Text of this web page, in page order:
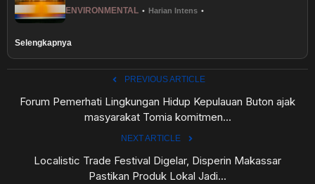
ENVIRONMENTAL • Harian Intens •
Selengkapnya
PREVIOUS ARTICLE
Forum Pemerhati Lingkungan Hidup Kepulauan Buton ajak
masyarakat Tomia komitmen...
NEXT ARTICLE
Localistic Trade Festival Digelar, Disperin Makassar
Pastikan Produk Lokal Jadi...